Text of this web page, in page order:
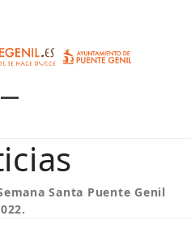
mobile
menu
mobile
menu
Santa Puente Genil